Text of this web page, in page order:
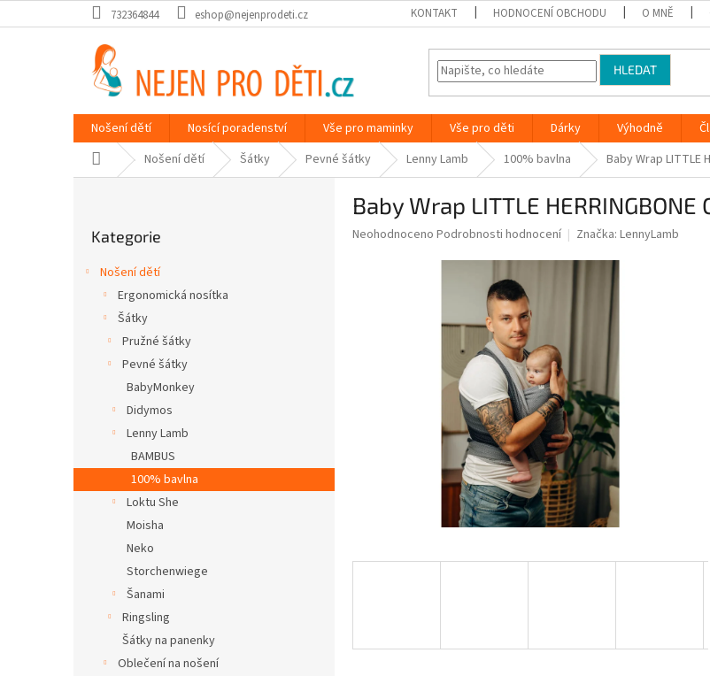
na
732364844 eshop@nejenprodeti.cz KONTAKT HODNOCENÍ OBCHODU O MNĚ
HLEDAT
Nošení dětí Nosící poradenství Vše pro maminky Vše pro děti Dárky Výhodně
Domů Nošení dětí Šátky Pevné šátky Lenny Lamb 100% bavlna Baby Wrap LITTLE
kategorie
Kategorie
Nošení dětí
Ergonomická nosítka
Šátky
Pružné šátky
Pevné šátky
BabyMonkey
Didymos
Lenny Lamb
BAMBUS
100% bavlna
Loktu She
Moisha
Neko
Storchenwiege
Šanami
Ringsling
Šátky na panenky
Oblečení na nošení
Baby Wrap LITTLE HERRINGBONE
Průměrné
Neohodnoceno Podrobnosti hodnocení Značka: LennyLamb